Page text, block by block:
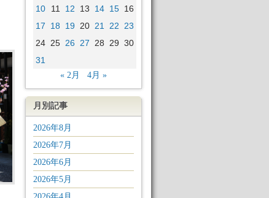
10
11 12 13 14 15 16
17
18 19 20 21 22
23
24 25 26 27 28 29 30
31
« 2月 4月 »
月別記事
2026年8月
2026年7月
2026年6月
2026年5月